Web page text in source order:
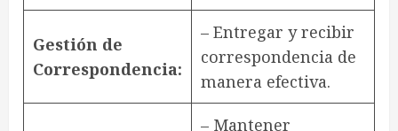
Gestión de
Correspondencia:
– Entregar y recibir
correspondencia de
manera efectiva.
– Mantener